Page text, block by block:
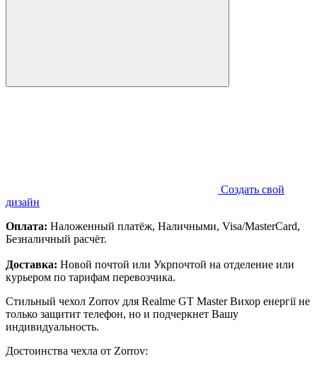
Создать свой
дизайн
Оплата: Наложенный платёж, Наличными, Visa/MasterCard,
Безналичный расчёт.
Доставка: Новой почтой или Укрпочтой на отделение или
курьером по тарифам перевозчика.
Стильный чехол Zorrov для Realme GT Master Вихор енергії не
только защитит телефон, но и подчеркнет Вашу
индивидуальность.
Достоинства чехла от Zorrov: